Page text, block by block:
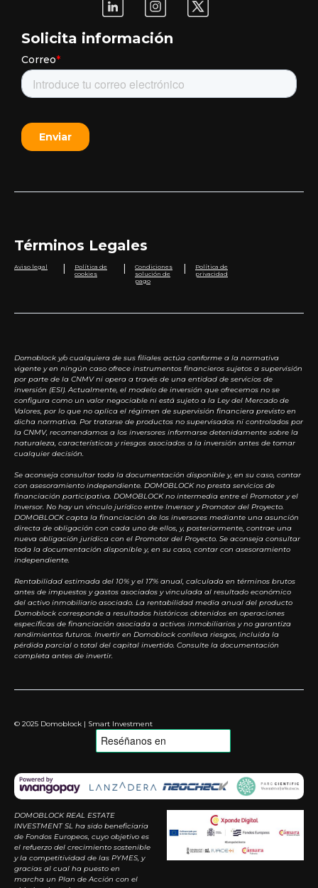
Solicita información
Términos Legales
Aviso legal
Política de
cookies
Condiciones
solución de
pago
Política de
privacidad
Domoblock y/o cualquiera de sus filiales actúa conforme a la normativa
vigente y en ningún caso ofrece instrumentos financieros sujetos a supervisión
por parte de la CNMV ni opera a través de una entidad de servicios de
inversión (ESI). Actualmente, el modelo de inversión que ofrecemos no se
configura como un valor negociable ni está sujeto a la Ley del Mercado de
Valores, por lo que no aplica el régimen de supervisión financiera previsto en
dicha normativa. Por tratarse de productos no supervisados ni controlados por
la CNMV, recomendamos a los inversores informarse detenidamente sobre la
naturaleza, características y riesgos asociados a la inversión antes de tomar
cualquier decisión.
Se aconseja consultar toda la documentación disponible y, en su caso, contar
con asesoramiento independiente. DOMOBLOCK no presta servicios de
financiación participativa. DOMOBLOCK no intermedia entre el Promotor y el
Inversor. No hay un vínculo jurídico entre Inversor y Promotor del Proyecto.
DOMOBLOCK capta la financiación de los inversores mediante una asunción
directa de obligación con cada uno de ellos, y, posteriormente, contrae una
nueva obligación jurídica con el Promotor del Proyecto. Se aconseja consultar
toda la documentación disponible y, en su caso, contar con asesoramiento
independiente.
Rentabilidad estimada del 10% y el 17% anual, calculada en términos brutos
antes de impuestos y gastos asociados y vinculada al resultado económico
del activo inmobiliario asociado. La rentabilidad media anual del producto
Domoblock corresponde a resultados históricos obtenidos en operaciones
específicas de financiación asociada a activos inmobiliarios y no garantiza
rendimientos futuros. Invertir en Domoblock conlleva riesgos, incluida la
pérdida parcial o total del capital invertido. Consulte la documentación
completa antes de invertir.
© 2025 Domoblock | Smart Investment
DOMOBLOCK REAL ESTATE
INVESTMENT SL ha sido beneficiaria
de Fondos Europeos, cuyo objetivo es
el refuerzo del crecimiento sostenible
y la competitividad de las PYMES, y
gracias al cual ha puesto en
marcha un Plan de Acción con el